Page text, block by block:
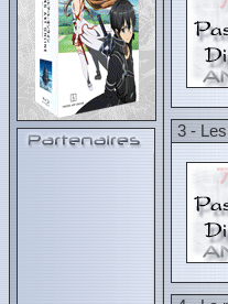
3 -